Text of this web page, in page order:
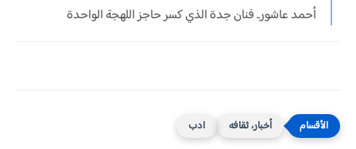
أحمد عاشور.. فنان جدة الذي كسر حاجز اللهجة الواحدة
أخبار، ثقافه ادب